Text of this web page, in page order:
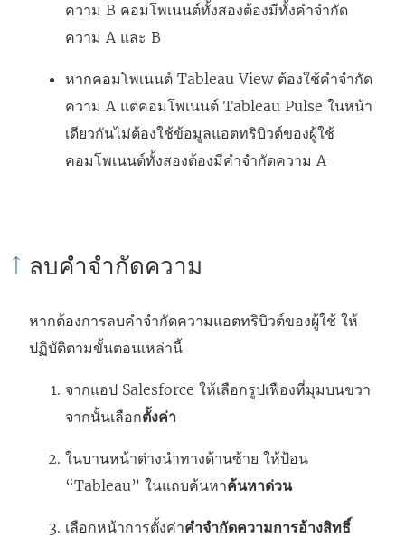
ความ B คอมโพเนนต์ทั้งสองต้องมีทั้งคำจำกัด
ความ A และ B
หากคอมโพเนนต์ Tableau View ต้องใช้คำจำกัด
ความ A แต่คอมโพเนนต์ Tableau Pulse ในหน้า
เดียวกันไม่ต้องใช้ข้อมูลแอตทริบิวต์ของผู้ใช้
คอมโพเนนต์ทั้งสองต้องมีคำจำกัดความ A
ลบคำจำกัดความ
หากต้องการลบคำจำกัดความแอตทริบิวต์ของผู้ใช้ ให้
ปฏิบัติตามขั้นตอนเหล่านี้
จากแอป Salesforce ให้เลือกรูปเฟืองที่มุมบนขวา
จากนั้นเลือกตั้งค่า
ในบานหน้าต่างนำทางด้านซ้าย ให้ป้อน
“Tableau” ในแถบค้นหาค้นหาด่วน
เลือกหน้าการตั้งค่าคำจำกัดความการอ้างสิทธิ์